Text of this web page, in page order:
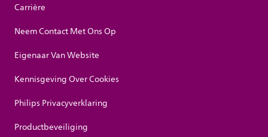
Carrière
Neem Contact Met Ons Op
Eigenaar Van Website
Kennisgeving Over Cookies
Philips Privacyverklaring
Productbeveiliging